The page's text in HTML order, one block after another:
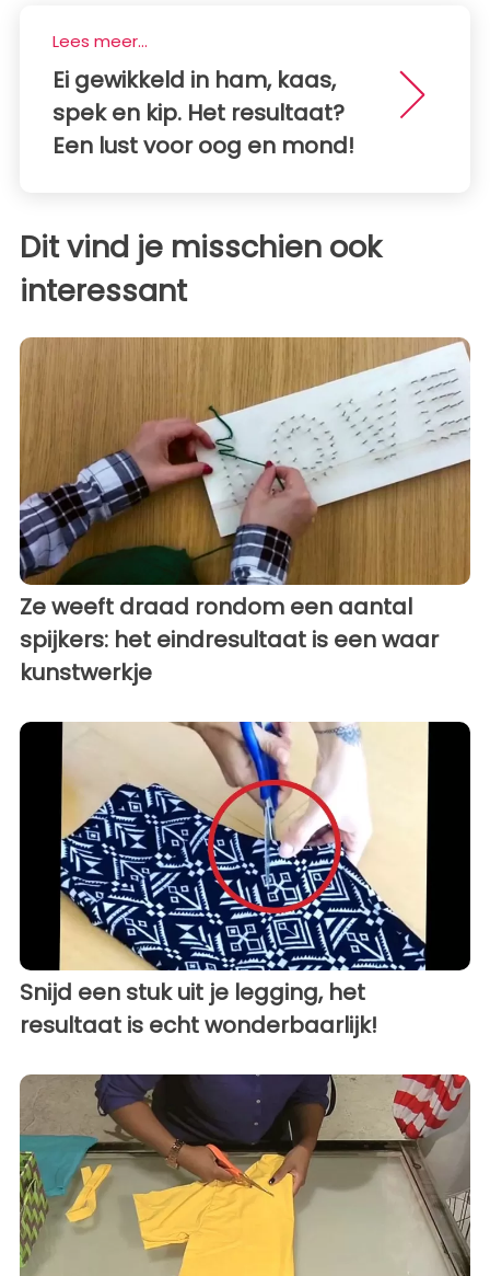
Lees meer...
Ei gewikkeld in ham, kaas,
spek en kip. Het resultaat?
Een lust voor oog en mond!
Dit vind je misschien ook
interessant
Ze weeft draad rondom een aantal
spijkers: het eindresultaat is een waar
kunstwerkje
Snijd een stuk uit je legging, het
resultaat is echt wonderbaarlijk!